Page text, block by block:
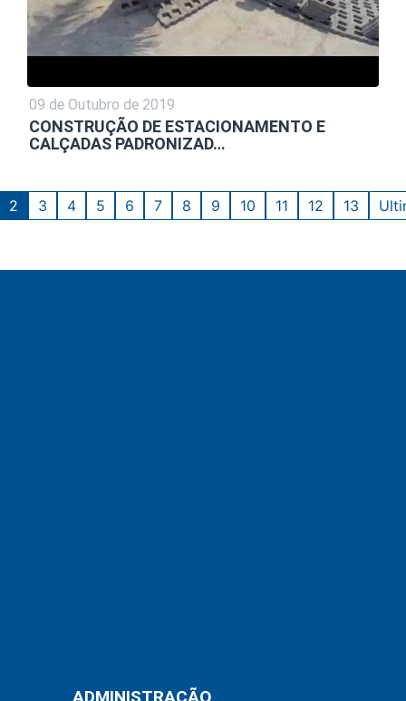
09 de Outubro de 2019
CONSTRUÇÃO DE ESTACIONAMENTO E
CALÇADAS PADRONIZAD…
2 3 4 5 6 7 8 9 10 11 12 13
ADMINISTRAÇÃO